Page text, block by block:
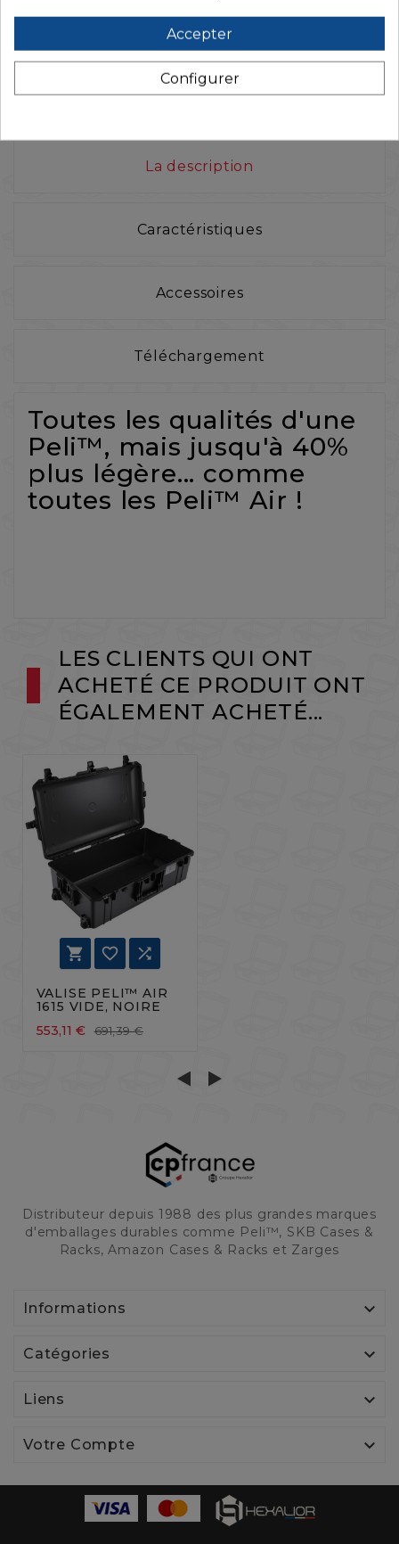
VALISE PELI™ AIR 1755 AVEC MOUSSE
PRÉDÉCOUPÉE, NOIRE
873,23 €
La description
Caractéristiques
Accessoires
Téléchargement
Toutes les qualités d'une
Peli™, mais jusqu'à 40%
plus légère... comme
toutes les Peli™ Air !
LES CLIENTS QUI ONT
ACHETÉ CE PRODUIT ONT
ÉGALEMENT ACHETÉ...
  
VALISE PELI™ AIR
1615 VIDE, NOIRE
553,11 €
691,39 €
Distributeur depuis 1988 des plus grandes marques
d'emballages durables comme Peli™, SKB Cases &
Racks, Amazon Cases & Racks et Zarges
Informations 
Catégories 
Liens 
Votre Compte 
Accepter
Configurer